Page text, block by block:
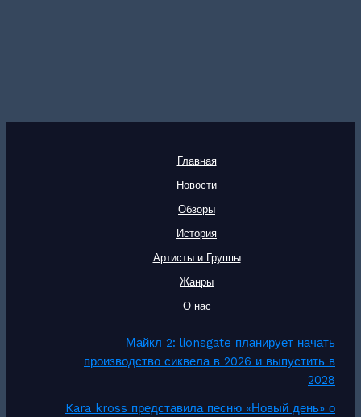
Главная
Новости
Обзоры
История
Артисты и Группы
Жанры
О нас
Майкл 2: lionsgate планирует начать
производство сиквела в 2026 и выпустить в
2028
Kara kross представила песню «Новый день» о